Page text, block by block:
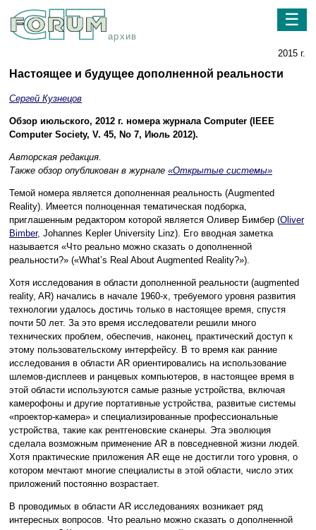
архив
☰
2015 г.
Настоящее и будущее дополненной реальности
Сергей Кузнецов
Обзор июльского, 2012 г. номера журнала Computer (IEEE
Computer Society, V. 45, No 7, Июль 2012).
Авторская редакция.
Также обзор опубликован в журнале «Открытые системы»
Темой номера является дополненная реальность (Augmented
Reality). Имеется полноценная тематическая подборка,
приглашенным редактором которой является Оливер Бимбер (Oliver
Bimber, Johannes Kepler University Linz). Его вводная заметка
называется «Что реально можно сказать о дополненной
реальности?» («What’s Real About Augmented Reality?»).
Хотя исследования в области дополненной реальности (augmented
reality, AR) начались в начале 1960-х, требуемого уровня развития
технологии удалось достичь только в настоящее время, спустя
почти 50 лет. За это время исследователи решили много
технических проблем, обеспечив, наконец, практический доступ к
этому пользовательскому интерфейсу. В то время как ранние
исследования в области AR ориентировались на использование
шлемов-дисплеев и ранцевых компьютеров, в настоящее время в
этой области используются самые разные устройства, включая
камерофоны и другие портативные устройства, развитые системы
«проектор-камера» и специализированные профессиональные
устройства, такие как рентгеновские сканеры. Эта эволюция
сделала возможным применение AR в повседневной жизни людей.
Хотя практические приложения AR еще не достигли того уровня, о
котором мечтают многие специалисты в этой области, число этих
приложений постоянно возрастает.
В проводимых в области AR исследованиях возникает ряд
интересных вопросов. Что реально можно сказать о дополненной